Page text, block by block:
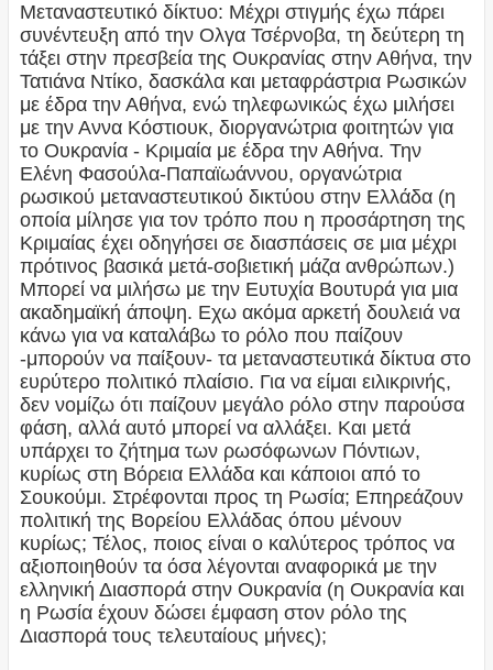
Μεταναστευτικό δίκτυο: Μέχρι στιγμής έχω πάρει
συνέντευξη από την Ολγα Τσέρνοβα, τη δεύτερη τη
τάξει στην πρεσβεία της Ουκρανίας στην Αθήνα, την
Τατιάνα Ντίκο, δασκάλα και μεταφράστρια Ρωσικών
με έδρα την Αθήνα, ενώ τηλεφωνικώς έχω μιλήσει
με την Αννα Κόστιουκ, διοργανώτρια φοιτητών για
το Ουκρανία - Κριμαία με έδρα την Αθήνα. Την
Ελένη Φασούλα-Παπαϊωάννου, οργανώτρια
ρωσικού μεταναστευτικού δικτύου στην Ελλάδα (η
οποία μίλησε για τον τρόπο που η προσάρτηση της
Κριμαίας έχει οδηγήσει σε διασπάσεις σε μια μέχρι
πρότινος βασικά μετά-σοβιετική μάζα ανθρώπων.)
Μπορεί να μιλήσω με την Ευτυχία Βουτυρά για μια
ακαδημαϊκή άποψη. Εχω ακόμα αρκετή δουλειά να
κάνω για να καταλάβω το ρόλο που παίζουν
-μπορούν να παίξουν- τα μεταναστευτικά δίκτυα στο
ευρύτερο πολιτικό πλαίσιο. Για να είμαι ειλικρινής,
δεν νομίζω ότι παίζουν μεγάλο ρόλο στην παρούσα
φάση, αλλά αυτό μπορεί να αλλάξει. Και μετά
υπάρχει το ζήτημα των ρωσόφωνων Πόντιων,
κυρίως στη Βόρεια Ελλάδα και κάποιοι από το
Σουκούμι. Στρέφονται προς τη Ρωσία; Επηρεάζουν
πολιτική της Βορείου Ελλάδας όπου μένουν
κυρίως; Τέλος, ποιος είναι ο καλύτερος τρόπος να
αξιοποιηθούν τα όσα λέγονται αναφορικά με την
ελληνική Διασπορά στην Ουκρανία (η Ουκρανία και
η Ρωσία έχουν δώσει έμφαση στον ρόλο της
Διασπορά τους τελευταίους μήνες);